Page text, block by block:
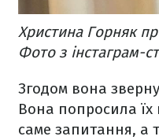
Христина Горняк
Фото з інстаграм-
Згодом вона
Вона попросила їх
саме запитання, а